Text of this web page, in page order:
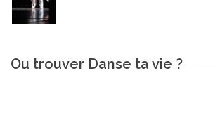
Ou trouver Danse ta vie ?